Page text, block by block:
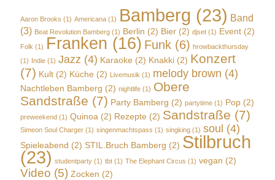
Aaron Brooks (1) Americana (1) Bamberg (23) Band
(3) Beat Revolution Bamberg (1) Berlin (2) Bier (2) djset (1) Event (2)
Folk (1) Franken (16) Funk (6) hrowbackthursday
(1) Indie (1) Jazz (4) Karaoke (2) Knakki (2) Konzert
(7) Kult (2) Küche (2) Livemusik (1) melody brown (4)
Nachtleben Bamberg (2) nightlife (1) Obere
Sandstraße (7) Party Bamberg (2) partytime (1) Pop (2)
preweekend (1) Quinoa (2) Rezepte (2) Sandstraße (7)
Simeon Soul Charger (1) singenmachtspass (1) singking (1) soul (4)
Spieleabend (2) STIL.Bruch Bamberg (2) Stilbruch
(23) studentparty (1) tbt (1) The Elephant Circus (1) vegan (2)
Video (5) Zocken (2)